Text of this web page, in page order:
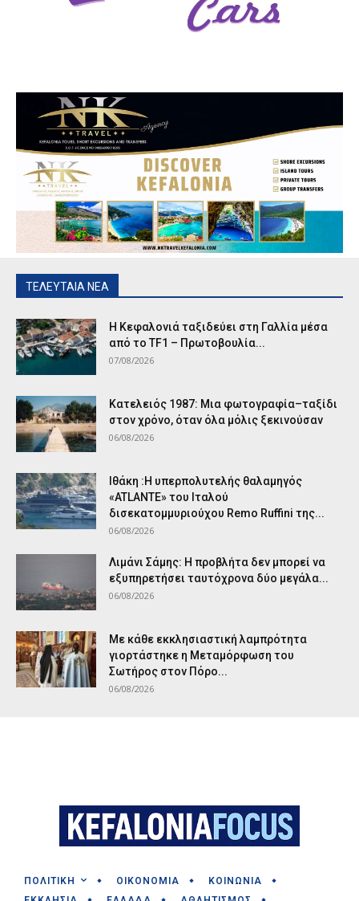
ΤΕΛΕΥΤΑΙΑ ΝΕΑ
Η Κεφαλονιά ταξιδεύει στη Γαλλία μέσα
από το TF1 – Πρωτοβουλία...
07/08/2026
Κατελειός 1987: Μια φωτογραφία–ταξίδι
στον χρόνο, όταν όλα μόλις ξεκινούσαν
06/08/2026
Ιθάκη :Η υπερπολυτελής θαλαμηγός
«ATLANTE» του Ιταλού
δισεκατομμυριούχου Remo Ruffini της...
06/08/2026
Λιμάνι Σάμης: Η προβλήτα δεν μπορεί να
εξυπηρετήσει ταυτόχρονα δύο μεγάλα...
06/08/2026
Με κάθε εκκλησιαστική λαμπρότητα
γιορτάστηκε η Μεταμόρφωση του
Σωτήρος στον Πόρο...
06/08/2026
ΠΟΛΙΤΙΚΗ ΟΙΚΟΝΟΜΙΑ
ΚΟΙΝΩΝΙΑ